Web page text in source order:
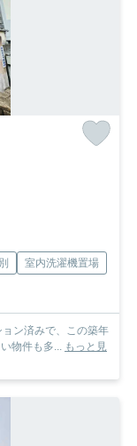
室内洗濯機置場
ン済みで、この築年
物件も多... もっと見